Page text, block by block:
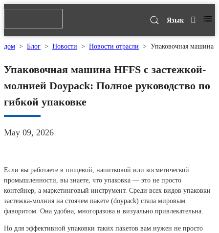
Язык
дом > Блог > Новости > Новости отрасли > Упаковочная машина
Упаковочная машина HFFS с застежкой-
молнией Doypack: Полное руководство по
гибкой упаковке
May 09, 2026
Если вы работаете в пищевой, напитковой или косметической
промышленности, вы знаете, что упаковка — это не просто
контейнер, а маркетинговый инструмент. Среди всех видов упаковки
застежка-молния на стоячем пакете (doypack) стала мировым
фаворитом. Она удобна, многоразова и визуально привлекательна.
Но для эффективной упаковки таких пакетов вам нужен не просто